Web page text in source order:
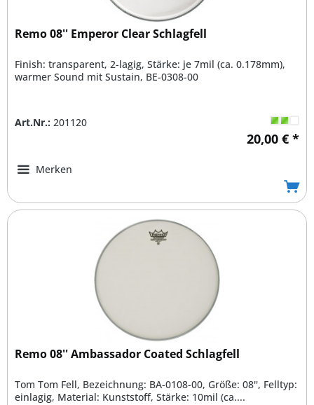
Remo 08'' Emperor Clear Schlagfell
Finish: transparent, 2-lagig, Stärke: je 7mil (ca. 0.178mm),
warmer Sound mit Sustain, BE-0308-00
Art.Nr.: 201120
20,00 € *
Merken
Remo 08'' Ambassador Coated Schlagfell
Tom Tom Fell, Bezeichnung: BA-0108-00, Größe: 08'', Felltyp:
einlagig, Material: Kunststoff, Stärke: 10mil (ca....